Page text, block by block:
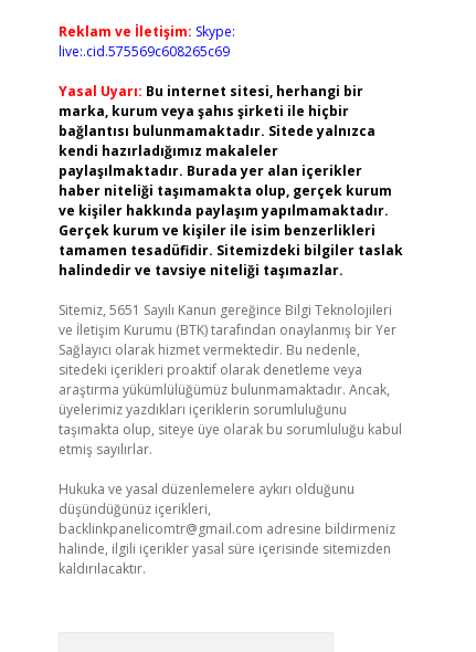
Reklam ve İletişim: Skype:
live:.cid.575569c608265c69
Yasal Uyarı: Bu internet sitesi, herhangi bir
marka, kurum veya şahıs şirketi ile hiçbir
bağlantısı bulunmamaktadır. Sitede yalnızca
kendi hazırladığımız makaleler
paylaşılmaktadır. Burada yer alan içerikler
haber niteliği taşımamakta olup, gerçek kurum
ve kişiler hakkında paylaşım yapılmamaktadır.
Gerçek kurum ve kişiler ile isim benzerlikleri
tamamen tesadüfidir. Sitemizdeki bilgiler taslak
halindedir ve tavsiye niteliği taşımazlar.
Sitemiz, 5651 Sayılı Kanun gereğince Bilgi Teknolojileri
ve İletişim Kurumu (BTK) tarafından onaylanmış bir Yer
Sağlayıcı olarak hizmet vermektedir. Bu nedenle,
sitedeki içerikleri proaktif olarak denetleme veya
araştırma yükümlülüğümüz bulunmamaktadır. Ancak,
üyelerimiz yazdıkları içeriklerin sorumluluğunu
taşımakta olup, siteye üye olarak bu sorumluluğu kabul
etmiş sayılırlar.
Hukuka ve yasal düzenlemelere aykırı olduğunu
düşündüğünüz içerikleri,
backlinkpanelicomtr@gmail.com adresine bildirmeniz
halinde, ilgili içerikler yasal süre içerisinde sitemizden
kaldırılacaktır.